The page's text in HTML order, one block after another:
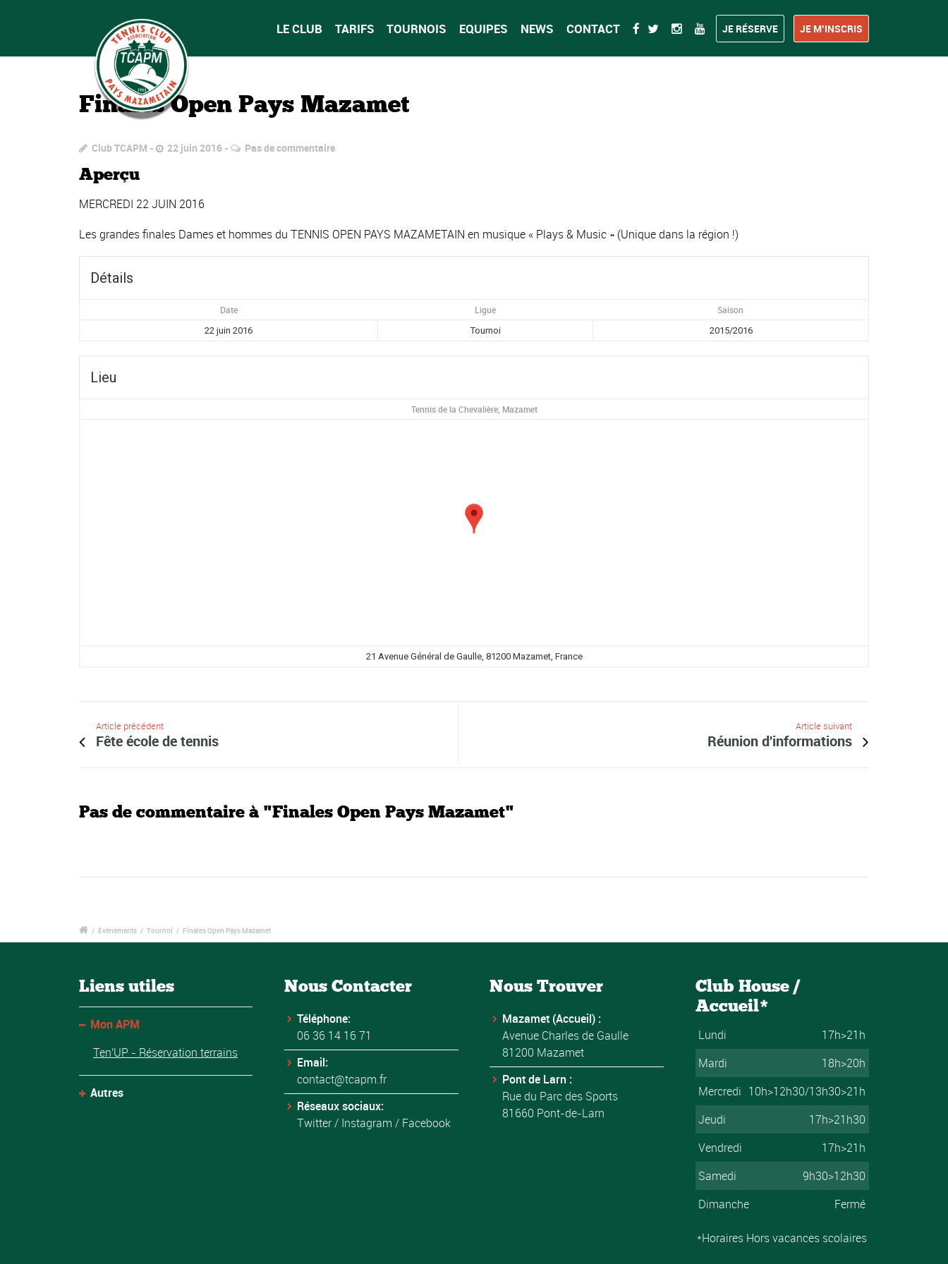
LE CLUB TARIFS TOURNOIS EQUIPES NEWS CONTACT JE RÉSERVE JE M’INSCRIS
Finales Open Pays Mazamet
Club TCAPM 22 juin 2016 Pas de commentaire
Aperçu
MERCREDI 22 JUIN 2016
Les grandes finales Dames et hommes du TENNIS OPEN PAYS MAZAMETAIN en musique « Plays & Music » (Unique dans la région !)
Détails
Date Ligue Saison
22 juin 2016 Tournoi 2015/2016
Lieu
Tennis de la Chevalière, Mazamet
21 Avenue Général de Gaulle, 81200 Mazamet, France
Article précédent
Fête école de tennis
Article suivant
Réunion d'informations
Pas de commentaire à "Finales Open Pays Mazamet"
/ Événements / Tournoi / Finales Open Pays Mazamet
Liens utiles
Mon APM
Ten'UP - Réservation terrains
Autres
Nous Contacter
Téléphone:
06 36 14 16 71
Email:
contact@tcapm.fr
Réseaux sociaux:
Twitter/ Instagram / Facebook
Nous Trouver
Mazamet (Accueil) :
Avenue Charles de Gaulle
81200 Mazamet
Pont de Larn :
Rue du Parc des Sports
81660 Pont-de-Larn
Club House /
Accueil*
Lundi
17h>21h
Mardi
18h>20h
Mercredi 10h>12h30/13h30>21h
Jeudi
17h>21h30
Vendredi
17h>21h
Samedi
9h30>12h30
Dimanche
Fermé
*Horaires Hors vacances scolaires